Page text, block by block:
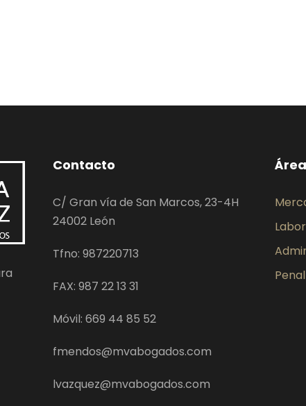
Contacto
C/ Gran vía de San Marcos, 23-4H
24002 León
Tfno: 987220713
FAX: 987 22 13 31
Móvil: 669 44 85 52
fmendos@mvabogados.com
lvazquez@mvabogados.com
Penal